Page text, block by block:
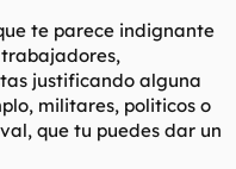
te parece indignante
justificando alguna
militares, politicos o
que tu puedes dar un